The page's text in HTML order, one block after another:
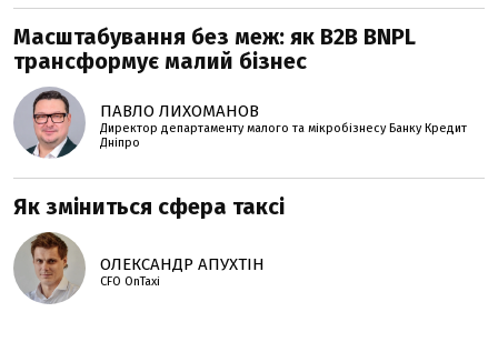
Масштабування без меж: як B2B BNPL
трансформує малий бізнес
ПАВЛО ЛИХОМАНОВ
Директор департаменту малого та мікробізнесу Банку Кредит
Дніпро
Як зміниться сфера таксі
ОЛЕКСАНДР АПУХТІН
CFO OnTaxi